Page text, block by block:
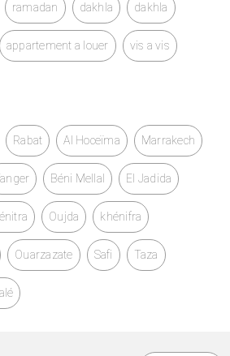
ramadan dakhla dakhla
appartement a louer vis a vis
Rabat Al Hoceïma Marrakech
Béni Mellal El Jadida
Oujda khénifra
Ouarzazate Safi Taza